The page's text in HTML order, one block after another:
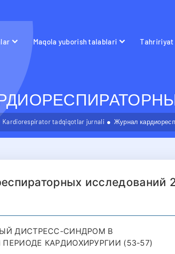
Maqola yuborish talablari Tahririyat
Kardiorespirator tadqiqotlar jurnali Журнал
исследований
ДИСТРЕСС-СИНДРОМ В
КАРДИОХИРУРГИИ (53-57)